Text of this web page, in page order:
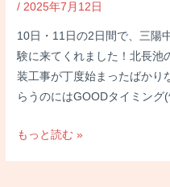
/2025年7月12日
10日・11日の2日間で、三陽
験に来てくれました！北長池
装工事が丁度始まったばかり
らうのにはGOODタイミング
職
もっと読む »